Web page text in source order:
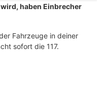
haben Einbrecher
Fahrzeuge in deiner
sofort die 117.